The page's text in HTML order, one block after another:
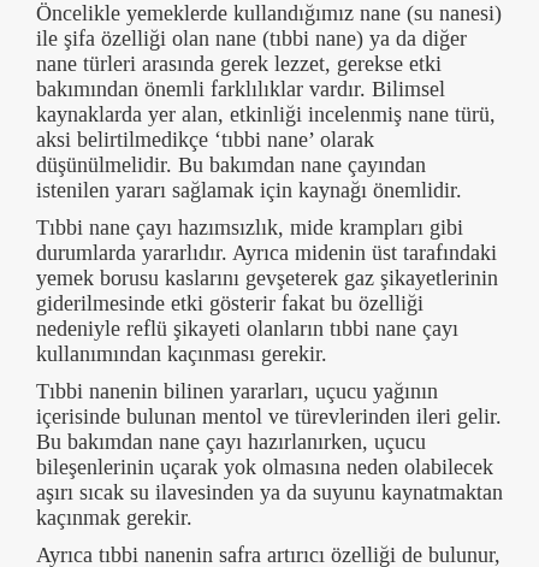
Öncelikle yemeklerde kullandığımız nane (su nanesi)
ile şifa özelliği olan nane (tıbbi nane) ya da diğer
nane türleri arasında gerek lezzet, gerekse etki
bakımından önemli farklılıklar vardır. Bilimsel
kaynaklarda yer alan, etkinliği incelenmiş nane türü,
aksi belirtilmedikçe ‘tıbbi nane’ olarak
düşünülmelidir. Bu bakımdan nane çayından
istenilen yararı sağlamak için kaynağı önemlidir.
Tıbbi nane çayı hazımsızlık, mide krampları gibi
durumlarda yararlıdır. Ayrıca midenin üst tarafındaki
yemek borusu kaslarını gevşeterek gaz şikayetlerinin
giderilmesinde etki gösterir fakat bu özelliği
nedeniyle reflü şikayeti olanların tıbbi nane çayı
kullanımından kaçınması gerekir.
Tıbbi nanenin bilinen yararları, uçucu yağının
içerisinde bulunan mentol ve türevlerinden ileri gelir.
Bu bakımdan nane çayı hazırlanırken, uçucu
bileşenlerinin uçarak yok olmasına neden olabilecek
aşırı sıcak su ilavesinden ya da suyunu kaynatmaktan
kaçınmak gerekir.
Ayrıca tıbbi nanenin safra artırıcı özelliği de bulunur,